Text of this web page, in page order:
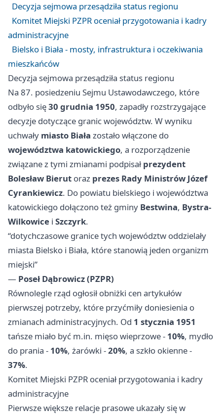
Decyzja sejmowa przesądziła status regionu
Komitet Miejski PZPR oceniał przygotowania i kadry
administracyjne
Bielsko i Biała - mosty, infrastruktura i oczekiwania
mieszkańców
Decyzja sejmowa przesądziła status regionu
Na 87. posiedzeniu Sejmu Ustawodawczego, które
odbyło się30 grudnia 1950, zapadły rozstrzygające
decyzje dotyczące granic województw. W wyniku
uchwały miasto Biała zostało włączone do
województwa katowickiego, a rozporządzenie
związane z tymi zmianami podpisałprezydent
Bolesław Bierut oraz prezes Rady Ministrów Józef
Cyrankiewicz. Do powiatu bielskiego i województwa
katowickiego dołączono też gminy Bestwina, Bystra-
Wilkowice i Szczyrk.
“dotychczasowe granice tych województw oddzielały
miasta Bielsko i Biała, które stanowią jeden organizm
miejski”
— Poseł Dąbrowicz (PZPR)
Równolegle rząd ogłosił obniżki cen artykułów
pierwszej potrzeby, które przyćmiły doniesienia o
zmianach administracyjnych. Od 1 stycznia 1951
tańsze miało być m.in. mięso wieprzowe - 10%, mydło
do prania - 10%, żarówki -20%, a szkło okienne -
37%.
Komitet Miejski PZPR oceniał przygotowania i kadry
administracyjne
Pierwsze większe relacje prasowe ukazały się w